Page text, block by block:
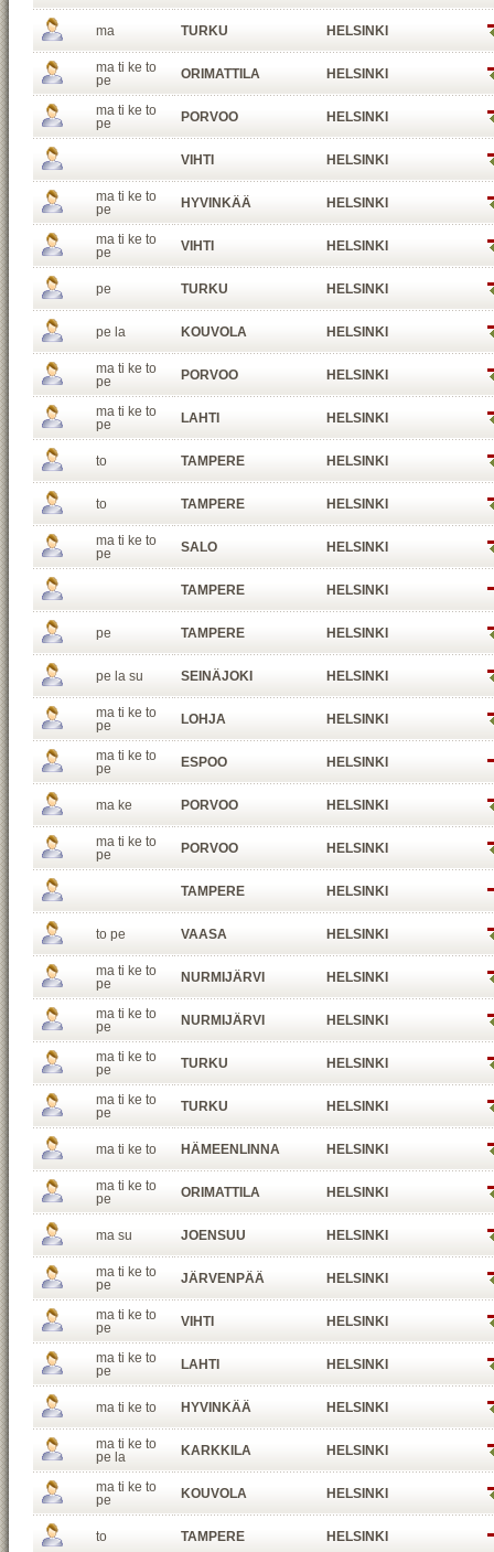
ma TURKU HELSINKI
ma ti ke to
pe
ORIMATTILA HELSINKI
ma ti ke to
pe
PORVOO HELSINKI
VIHTI HELSINKI
ma ti ke to
pe
HYVINKÄÄ HELSINKI
ma ti ke to
pe
VIHTI HELSINKI
pe TURKU HELSINKI
pe la KOUVOLA HELSINKI
ma ti ke to
pe
PORVOO HELSINKI
ma ti ke to
pe
LAHTI HELSINKI
to TAMPERE HELSINKI
to TAMPERE HELSINKI
ma ti ke to
pe
SALO HELSINKI
TAMPERE HELSINKI
pe TAMPERE HELSINKI
pe la su SEINÄJOKI HELSINKI
ma ti ke to
pe
LOHJA HELSINKI
ma ti ke to
pe
ESPOO HELSINKI
ma ke PORVOO HELSINKI
ma ti ke to
pe
PORVOO HELSINKI
TAMPERE HELSINKI
to pe VAASA HELSINKI
ma ti ke to
pe
NURMIJÄRVI HELSINKI
ma ti ke to
pe
NURMIJÄRVI HELSINKI
ma ti ke to
pe
TURKU HELSINKI
ma ti ke to
pe
TURKU HELSINKI
ma ti ke to HÄMEENLINNA HELSINKI
ma ti ke to
pe
ORIMATTILA HELSINKI
ma su JOENSUU HELSINKI
ma ti ke to
pe
JÄRVENPÄÄ HELSINKI
ma ti ke to
pe
VIHTI HELSINKI
ma ti ke to
pe
LAHTI HELSINKI
ma ti ke to HYVINKÄÄ HELSINKI
ma ti ke to
pe la
KARKKILA HELSINKI
ma ti ke to
pe
KOUVOLA HELSINKI
to TAMPERE HELSINKI